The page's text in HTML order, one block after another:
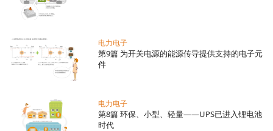
电力电子
第9篇 为开关电源的能源传导提供支持的电子元
件
电力电子
第8篇 环保、小型、轻量——UPS已进入锂电池
时代